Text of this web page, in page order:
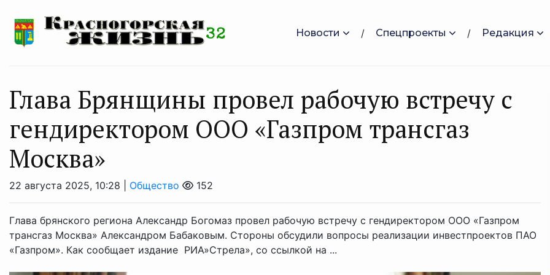
Новости Спецпроекты Редакция
Глава Брянщины провел рабочую встречу с
гендиректором ООО «Газпром трансгаз
Москва»
22 августа 2025, 10:28 | Общество 152
Глава брянского региона Александр Богомаз провел рабочую встречу с гендиректором ООО «Газпром
трансгаз Москва» Александром Бабаковым. Стороны обсудили вопросы реализации инвестпроектов ПАО
«Газпром». Как сообщает издание РИА»Стрела», со ссылкой на ...